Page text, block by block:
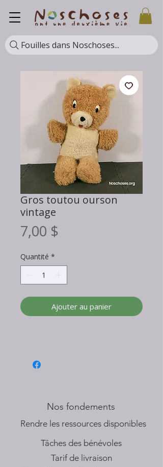
Fouilles dans Noschoses...
Gros toutou ourson
vintage
7,00 $
Quantité *
Ajouter au panier
Nos fondements
​Rendre les ressources disponibles
Tâches des bénévoles
Tarif de livraison